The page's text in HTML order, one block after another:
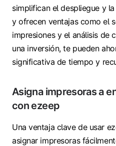
simplifican el despliegue y
y ofrecen ventajas como el
impresiones y el análisis de
una inversión, te pueden
significativa de tiempo y
Asigna impresoras a
con ezeep
Una ventaja clave de usar
asignar impresoras